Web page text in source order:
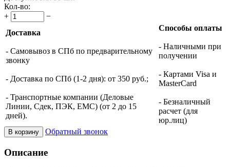
Кол-во:
+
−
Доставка
- Самовывоз в СПб по предварительному
звонку
- Доставка по СПб (1-2 дня): от 350 руб.;
- Транспортные компании (Деловые
Линии, Сдек, ПЭК, ЕМС) (от 2 до 15
дней).
Способы оплаты
- Наличными при
получении
- Картами Visa и
MasterCard
- Безналичный
расчет (для
юр.лиц)
В корзину Обратный звонок
Описание